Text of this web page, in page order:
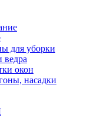
для уборки
окон
насадки